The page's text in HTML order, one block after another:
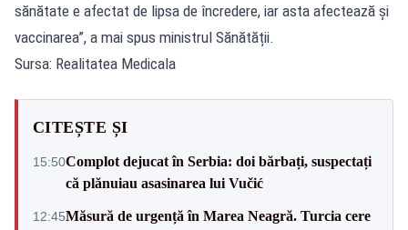
sănătate e afectat de lipsa de încredere, iar asta afectează și
vaccinarea”, a mai spus ministrul Sănătății.
Sursa: Realitatea Medicala
CITEȘTE ȘI
15:50Complot dejucat în Serbia: doi bărbați, suspectați
că plănuiau asasinarea lui Vučić
12:45Măsură de urgență în Marea Neagră. Turcia cere